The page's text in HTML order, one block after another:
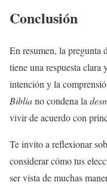
Conclusión
En resumen, la pregunta
tiene una respuesta
intención y la
Bibliano condena la
vivir de acuerdo con
Te invito a reflexionar
considerar cómo tus
ser vista de muchas